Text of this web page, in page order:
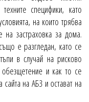
специфики, като
на които трябва
застраховка за дома.
е разгледан, като се
в случай на рисково
и как то се
на АБЗ и остават на